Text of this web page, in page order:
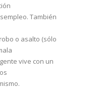
También
o asalto (sólo
vive con un